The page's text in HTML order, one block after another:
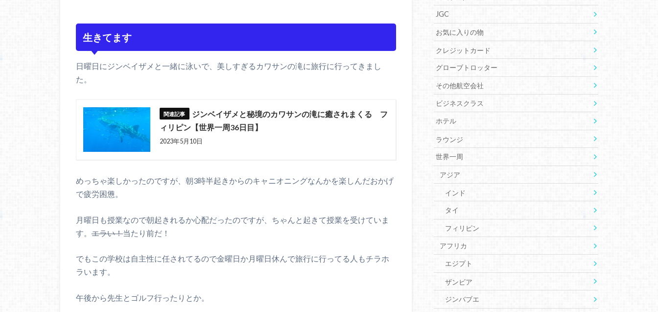
生きてます
日曜日にジンベイザメと一緒に泳いで、美しすぎるカワサンの滝に旅行に行ってきまし
た。
ジンベイザメと秘境のカワサンの滝に癒されまくる フ
ィリピン【世界一周36日目】
2023年5月10日
めっちゃ楽しかったのですが、朝3時半起きからのキャニオニングなんかを楽しんだおかげ
で疲労困憊。
月曜日も授業なので朝起きれるか心配だったのですが、ちゃんと起きて授業を受けていま
す。 エラい！当たり前だ！
でもこの学校は自主性に任されてるので金曜日か月曜日休んで旅行に行ってる人もチラホ
ラいます。
午後から先生とゴルフ行ったりとか。
JGC
お気に入りの物
クレジットカード
グローブトロッター
その他航空会社
ビジネスクラス
ホテル
ラウンジ
世界一周
アジア
インド
タイ
フィリピン
アフリカ
エジプト
ザンビア
ジンバブエ